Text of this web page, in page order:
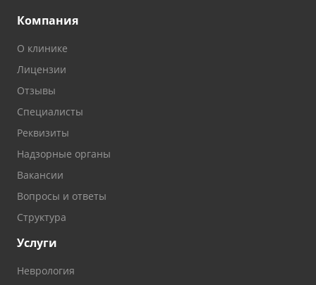
Компания
О клинике
Лицензии
Отзывы
Специалисты
Реквизиты
Надзорные органы
Вакансии
Вопросы и ответы
Структура
Услуги
Неврология